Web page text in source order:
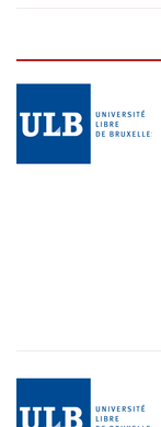
Illustration
Illustration